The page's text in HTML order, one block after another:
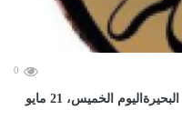
0
يوم حصاد بطاطس بالطاقة الشمسية في البحيرةاليوم الخميس، 21 مايو